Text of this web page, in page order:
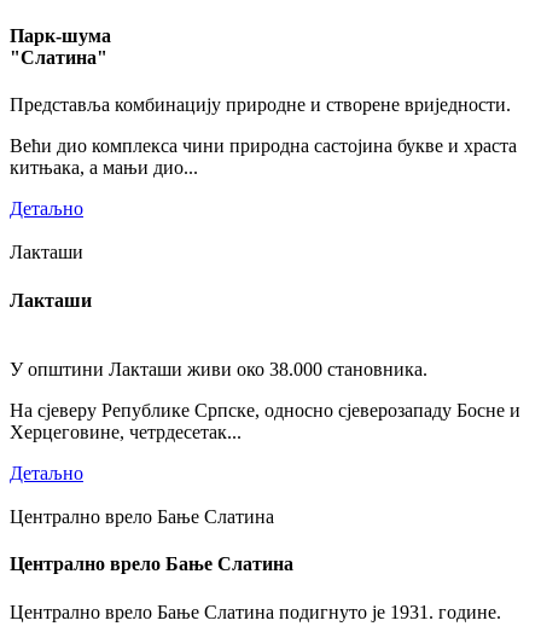
Парк-шума
"Слатина"
Представља комбинацију природне и створене вриједности.
Већи дио комплекса чини природна састојина букве и храста
китњака, а мањи дио...
Детаљно
Лакташи
Лакташи
У општини Лакташи живи око 38.000 становника.
На сјеверу Републике Српске, односно сјеверозападу Босне и
Херцеговине, четрдесетак...
Детаљно
Централно врело Бање Слатина
Централно врело Бање Слатина
Централно врело Бање Слатина подигнуто је 1931. године.